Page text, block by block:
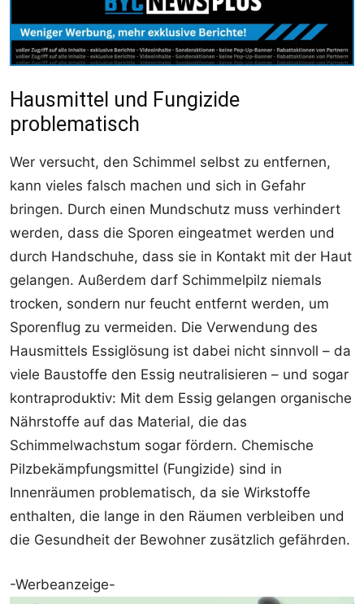
Hausmittel und Fungizide
problematisch
Wer versucht, den Schimmel selbst zu entfernen,
kann vieles falsch machen und sich in Gefahr
bringen. Durch einen Mundschutz muss verhindert
werden, dass die Sporen eingeatmet werden und
durch Handschuhe, dass sie in Kontakt mit der Haut
gelangen. Außerdem darf Schimmelpilz niemals
trocken, sondern nur feucht entfernt werden, um
Sporenflug zu vermeiden. Die Verwendung des
Hausmittels Essiglösung ist dabei nicht sinnvoll – da
viele Baustoffe den Essig neutralisieren – und sogar
kontraproduktiv: Mit dem Essig gelangen organische
Nährstoffe auf das Material, die das
Schimmelwachstum sogar fördern. Chemische
Pilzbekämpfungsmittel (Fungizide) sind in
Innenräumen problematisch, da sie Wirkstoffe
enthalten, die lange in den Räumen verbleiben und
die Gesundheit der Bewohner zusätzlich gefährden.
-Werbeanzeige-